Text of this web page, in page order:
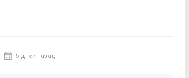
5 дней назад